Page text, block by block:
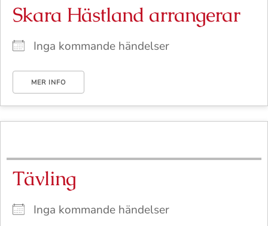
Skara Hästland arrangerar
Inga kommande händelser
MER INFO
Tävling
Inga kommande händelser